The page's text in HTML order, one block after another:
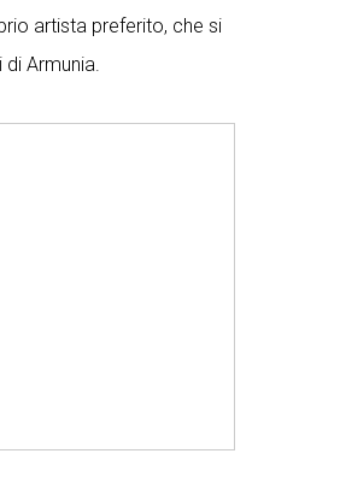
artista preferito, che si
Armunia.